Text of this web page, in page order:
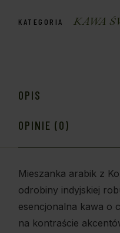
KATEGORIA KAWA
OPIS
OPINIE (0)
Mieszanka arabik z
odrobiny indyjskiej
esencjonalna kawa o
na kontraście